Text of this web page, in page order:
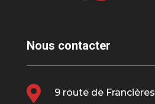
Nous contacter

9 route de Francières